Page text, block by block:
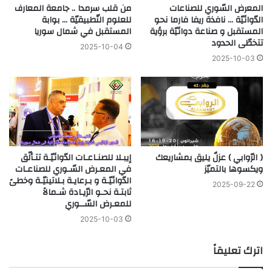
المعرض السّوري للصناعات
الدّوائيّة … نافذة ريفا فارما نحو
المستقبل و صناعة دوائيّة برؤية
تتخطّى الحدود
2025-10-03
من قلب سرمدا .. جامعة المعارف
للعلوم التّطبيقيّة … بوابة
المستقبل في شمال سوريا
2025-10-04
( الرّوابي ) عزلٌ يليق بمشاريعك
ويكسوها بالتميّز
2025-09-22
إيبـلا للصنـاعـات الدّوائيّـة تتـألّق
في المعـرض السّـوري للصناعـات
الدّوائيّـة و بـرعايـة بـلاتينيّـة وخطىً
ثابتـة نحـو الرّيـادة شـمالاً
للمعـرض السّــوري
2025-10-03
اترك تعليقاً